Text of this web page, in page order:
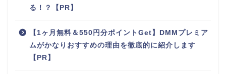
る！？【PR】
【1ヶ月無料＆550円分ポイントGet】DMMプレミア
ムがかなりおすすめの理由を徹底的に紹介します
【PR】